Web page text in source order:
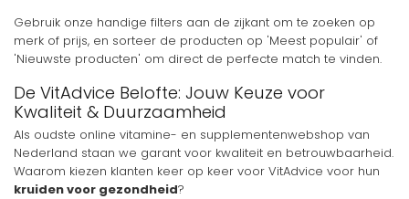
Gebruik onze handige filters aan de zijkant om te zoeken op
merk of prijs, en sorteer de producten op 'Meest populair' of
'Nieuwste producten' om direct de perfecte match te vinden.
De VitAdvice Belofte: Jouw Keuze voor
Kwaliteit & Duurzaamheid
Als oudste online vitamine- en supplementenwebshop van
Nederland staan we garant voor kwaliteit en betrouwbaarheid.
Waarom kiezen klanten keer op keer voor VitAdvice voor hun
kruiden voor gezondheid?